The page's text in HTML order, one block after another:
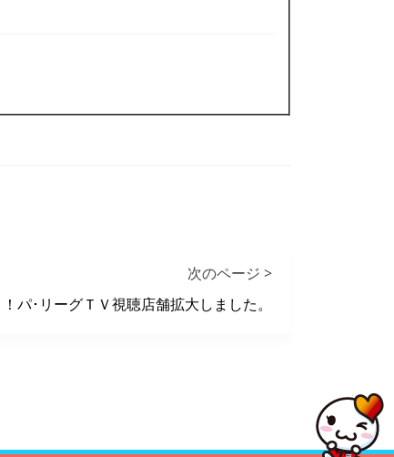
次のページ >
パ･リーグＴＶ視聴店舗拡大しました。